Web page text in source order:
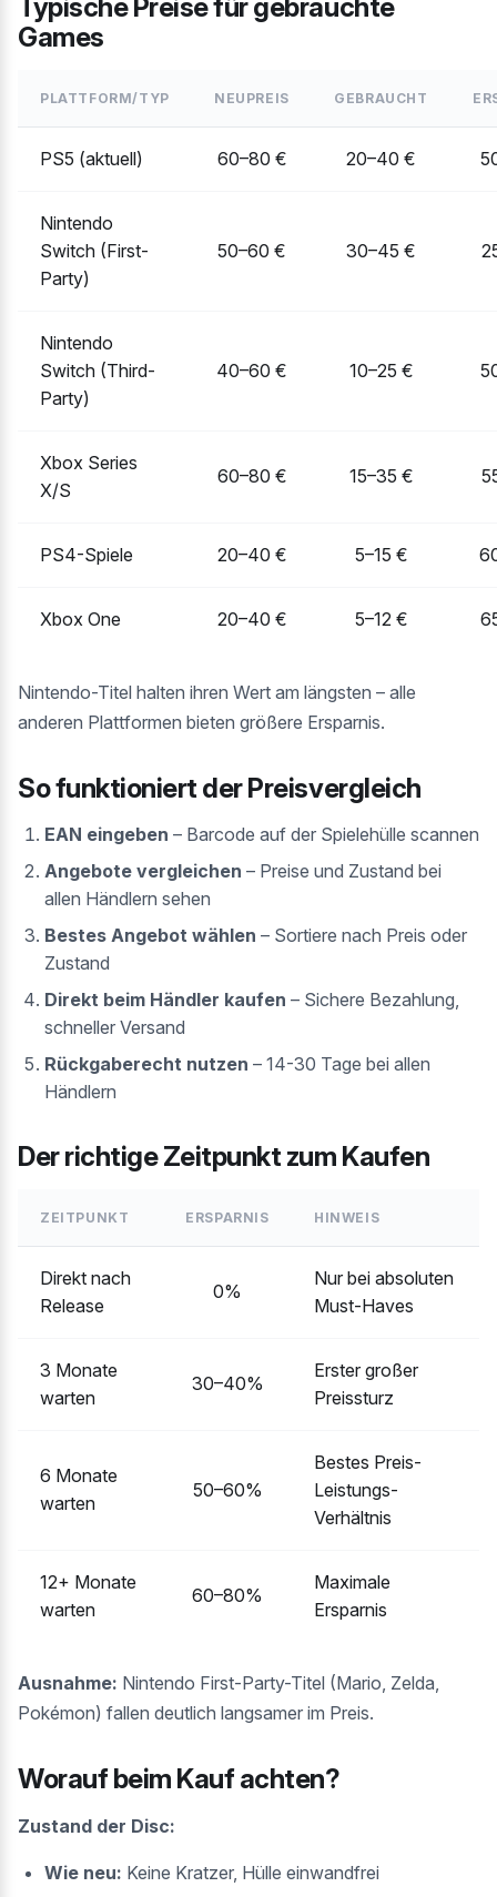
Typische Preise für gebrauchte
Games
PLATTFORM/TYP NEUPREIS GEBRAUCHT
PS5 (aktuell) 60–80 € 20–40 €
Nintendo
Switch (First-
Party)
50–60 € 30–45 €
Nintendo
Switch (Third-
Party)
40–60 € 10–25 €
Xbox Series
X/S
60–80 € 15–35 €
PS4-Spiele 20–40 € 5–15 €
Xbox One 20–40 € 5–12 €
Nintendo-Titel halten ihren Wert am längsten – alle
anderen Plattformen bieten größere Ersparnis.
So funktioniert der Preisvergleich
EAN eingeben – Barcode auf der Spielehülle scannen
Angebote vergleichen – Preise und Zustand bei
allen Händlern sehen
Bestes Angebot wählen – Sortiere nach Preis oder
Zustand
Direkt beim Händler kaufen – Sichere Bezahlung,
schneller Versand
Rückgaberecht nutzen – 14-30 Tage bei allen
Händlern
Der richtige Zeitpunkt zum Kaufen
ZEITPUNKT ERSPARNIS HINWEIS
Direkt nach
Release
0%
Nur bei absoluten
Must-Haves
3 Monate
warten
30–40%
Erster großer
Preissturz
6 Monate
warten
50–60%
Bestes Preis-
Leistungs-
Verhältnis
12+ Monate
warten
60–80%
Maximale
Ersparnis
Ausnahme: Nintendo First-Party-Titel (Mario, Zelda,
Pokémon) fallen deutlich langsamer im Preis.
Worauf beim Kauf achten?
Zustand der Disc:
Wie neu: Keine Kratzer, Hülle einwandfrei